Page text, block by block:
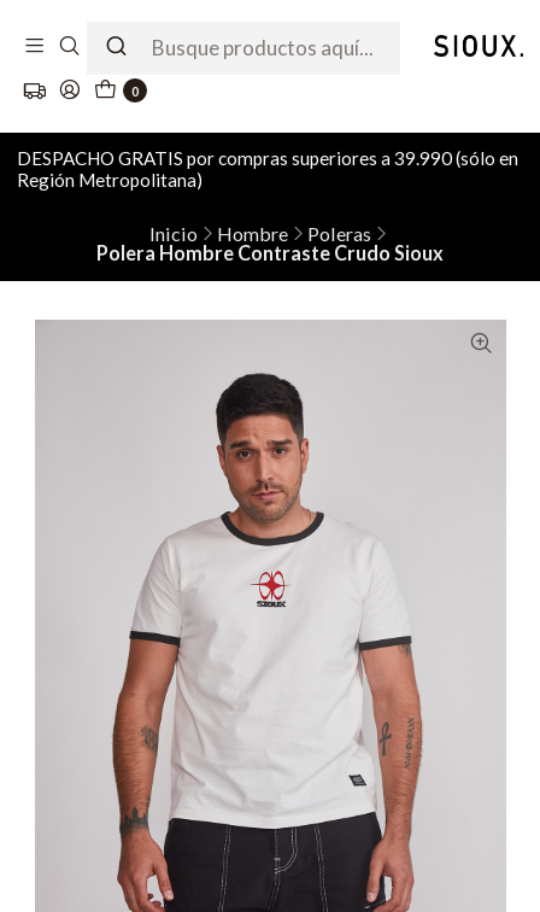
0
DESPACHO GRATIS por compras superiores a 39.990 (sólo en
Región Metropolitana)
Inicio Hombre
Poleras
Polera Hombre Contraste Crudo Sioux